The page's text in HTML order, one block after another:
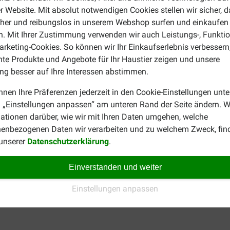
Website. Mit absolut notwendigen Cookies stellen wir sicher,
und reibungslos in unserem Webshop surfen und einkaufen
Mit Ihrer Zustimmung verwenden wir auch Leistungs-,
Cookies. So können wir Ihr Einkaufserlebnis
Produkte und Angebote für Ihr Haustier zeigen und unsere
besser auf Ihre Interessen abstimmen.
Ihre Präferenzen jederzeit in den Cookie-Einstellungen
„Einstellungen anpassen“ am unteren Rand der Seite ändern.
darüber, wie wir mit Ihren Daten umgehen, welche
Daten wir verarbeiten und zu welchem Zweck,
Datenschutzerklärung.
Einverstanden und weiter
Einstellungen anpassen
2 Mahlzeiten zu verteilen. Bitte sorgen Sie immer für
auf.
Hundefutter
Futtermenge bei einem erhöhten
175
230
270
320
auf der Suche nach einer Alternative? So können
Futtermittel von können Sie sich auf der